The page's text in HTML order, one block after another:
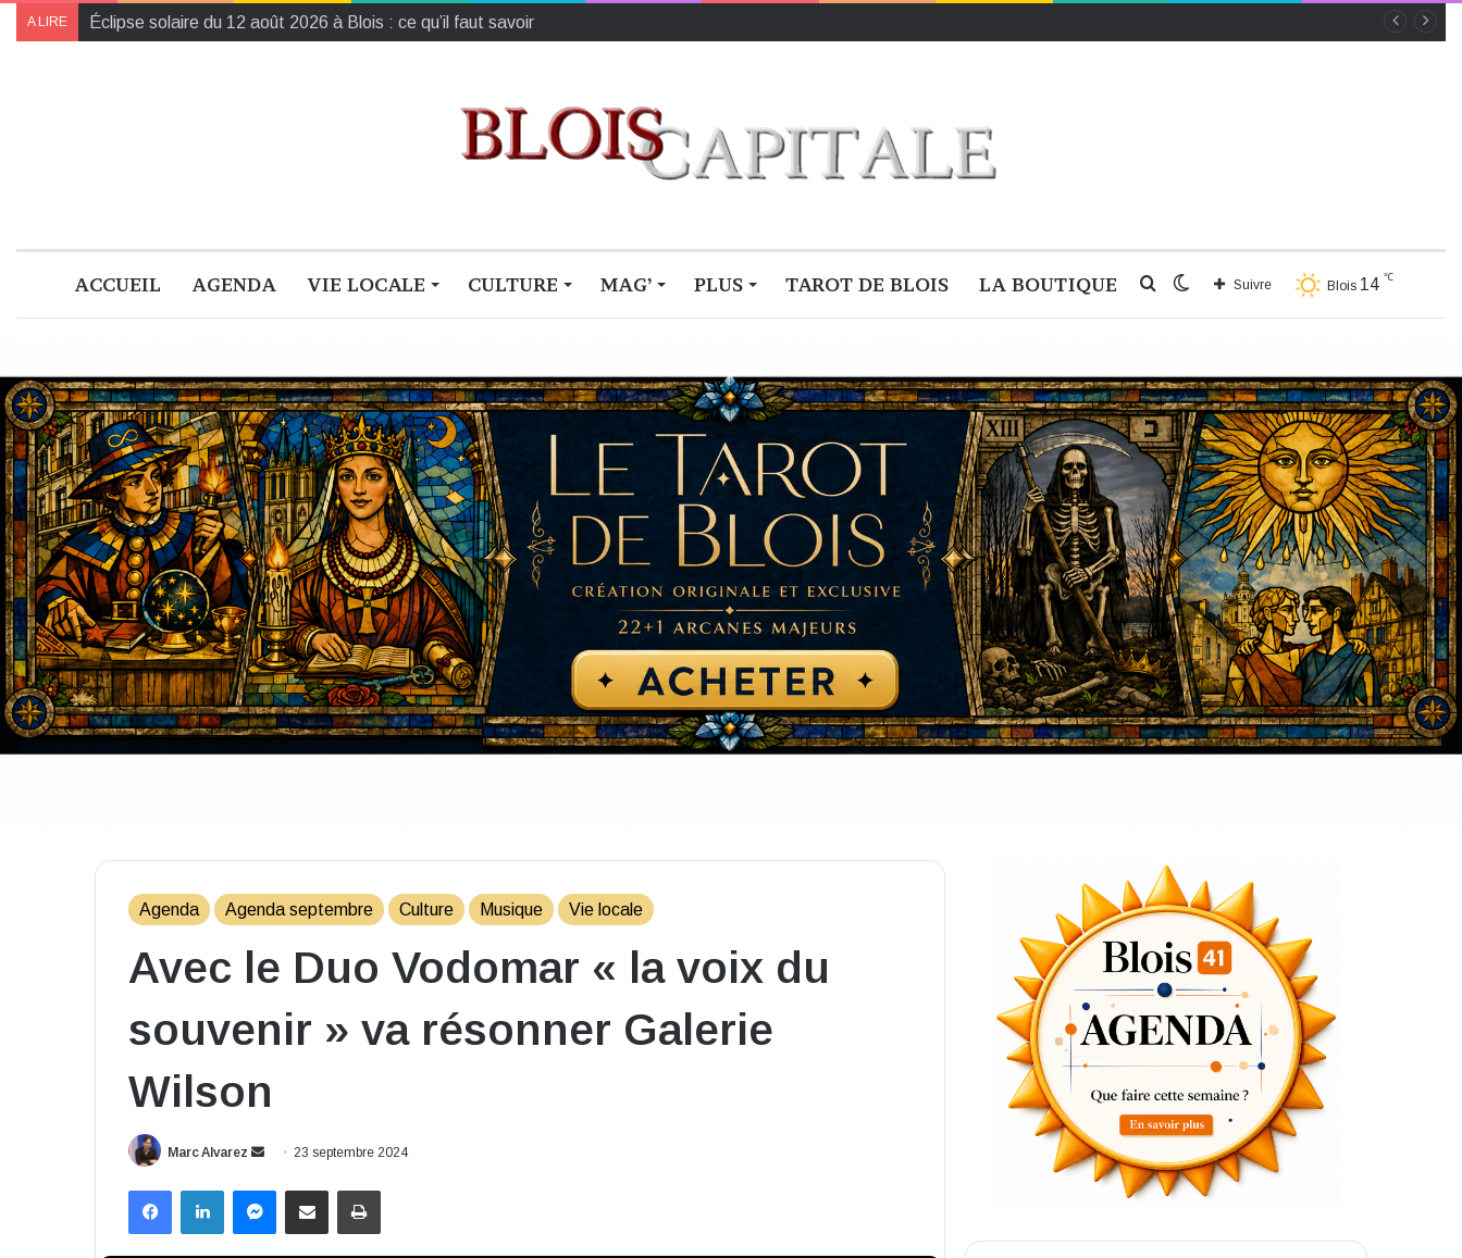
A LIRE Éclipse solaire du 12 août 2026 à Blois : ce qu’il faut savoir
ACCUEIL AGENDA VIE LOCALE CULTURE MAG’ PLUS TAROT DE BLOIS LA BOUTIQUE Blois 14 ℃
Suivre
Switch
Rechercher
Agenda Agenda septembre Culture Musique Vie locale
Avec le Duo Vodomar « la voix du
souvenir » va résonner Galerie
Wilson
Marc Alvarez
Envoyer
courriel
23 septembre 2024
FacebookLinkedinMessenger
Partager par email Imprimer